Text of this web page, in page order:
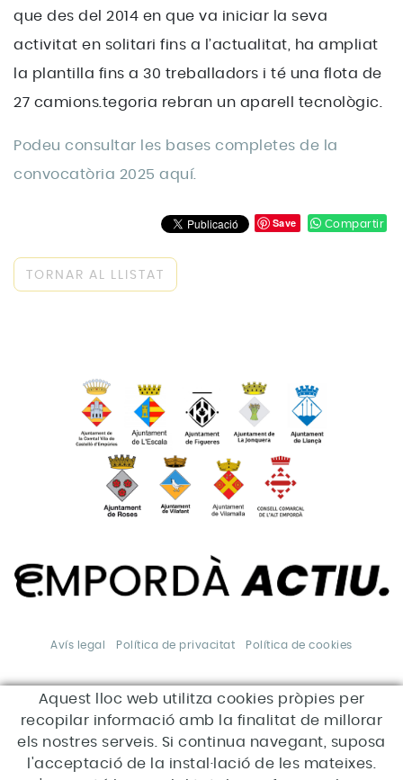
que des del 2014 en que va iniciar la seva
activitat en solitari fins a l’actualitat, ha ampliat
la plantilla fins a 30 treballadors i té una flota de
27 camions.tegoria rebran un aparell tecnològic.
Podeu consultar les bases completes de la
convocatòria 2025 aquí.
Save Compartir
TORNAR AL LLISTAT
Avís legal Política de privacitat Política de cookies
*Aquesta acció està
subvencionada pel Servei Públic
d'Ocupació de Catalunya en el
marc dels Programes de suport
al desenvolupament local.
Aquest lloc web utilitza cookies pròpies per
recopilar informació amb la finalitat de millorar
els nostres serveis. Si continua navegant, suposa
l'acceptació de la instal·lació de les mateixes.